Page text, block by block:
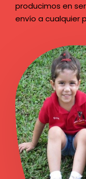
producimos en
envío a cualquier